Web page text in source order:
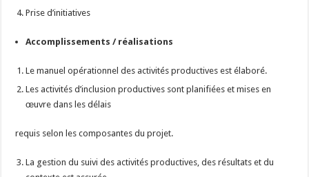
Prise d’initiatives
Accomplissements / réalisations
Le manuel opérationnel des activités productives est élaboré.
Les activités d’inclusion productives sont planifiées et mises en
œuvre dans les délais
requis selon les composantes du projet.
La gestion du suivi des activités productives, des résultats et du